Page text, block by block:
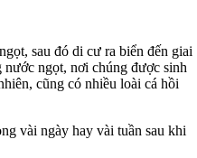
sau đó di cư ra biển đến giai
ngọt, nơi chúng được sinh
cũng có nhiều loài cá hồi
vài ngày hay vài tuần sau khi